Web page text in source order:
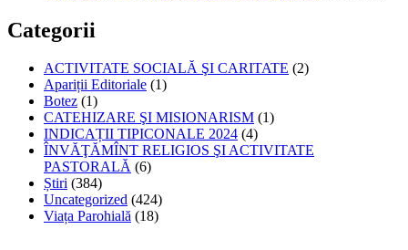
Categorii
ACTIVITATE SOCIALĂ ŞI CARITATE (2)
Apariții Editoriale (1)
Botez (1)
CATEHIZARE ŞI MISIONARISM (1)
INDICAȚII TIPICONALE 2024 (4)
ÎNVĂŢĂMÎNT RELIGIOS ŞI ACTIVITATE
PASTORALĂ (6)
Știri (384)
Uncategorized (424)
Viața Parohială (18)